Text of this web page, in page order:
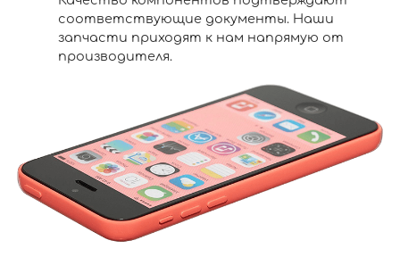
соответствующие документы. Наши
запчасти приходят к нам напрямую от
производителя.